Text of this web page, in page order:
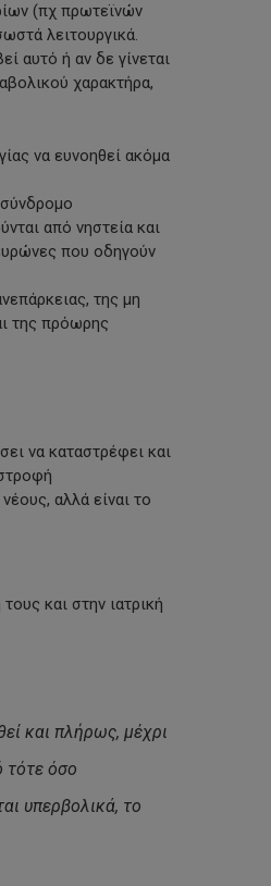
(πχ πρωτεϊνών
λειτουργικά.
αυτό ή αν δε γίνεται
χαρακτήρα,
να ευνοηθεί ακόμα
από νηστεία και
που οδηγούν
της μη
της πρόωρης
να καταστρέφει και
αλλά είναι το
και στην ιατρική
και πλήρως, μέχρι
τότε όσο
υπερβολικά, το